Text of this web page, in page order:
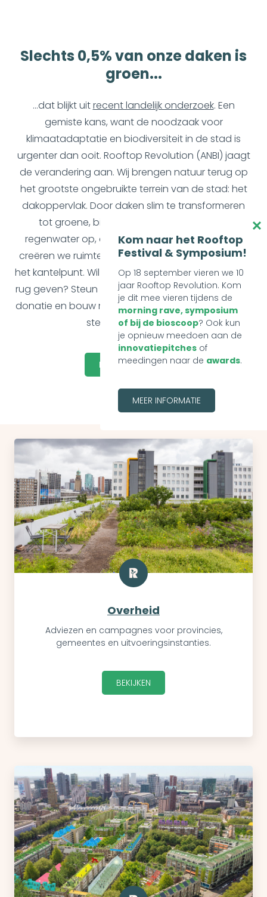
Kom naar het Rooftop
Festival & Symposium!
Op 18 september vieren we 10
jaar Rooftop Revolution. Kom
je dit mee vieren tijdens de
morning rave, symposium
of bij de bioscoop? Ook kun
je opnieuw meedoen aan de
innovatiepitches of
meedingen naar de awards.
MEER INFORMATIE
Slechts 0,5% van onze daken is
groen...
...dat blijkt uitrecent landelijk onderzoek. Een
gemiste kans, want de noodzaak voor
klimaatadaptatie en biodiversiteit in de stad is
urgenter dan ooit. Rooftop Revolution (ANBI) jaagt
de verandering aan. Wij brengen natuur terug op
het grootste ongebruikte terrein van de stad: het
dakoppervlak. Door daken slim te transformeren
tot groene, biodiverse oases, vangen we
regenwater op, dringen we hittestress terug en
creëren we ruimte voor leven. Samen bereiken we
het kantelpunt. Wil jij onze beweging een zetje in de
rug geven? Steun onze stichting vanaf nu met een
donatie en bouw mee aan de gezonde, duurzame
steden van morgen!
DOE EEN DONATIE
Overheid
Adviezen en campagnes voor provincies,
gemeentes en uitvoeringsinstanties.
BEKIJKEN